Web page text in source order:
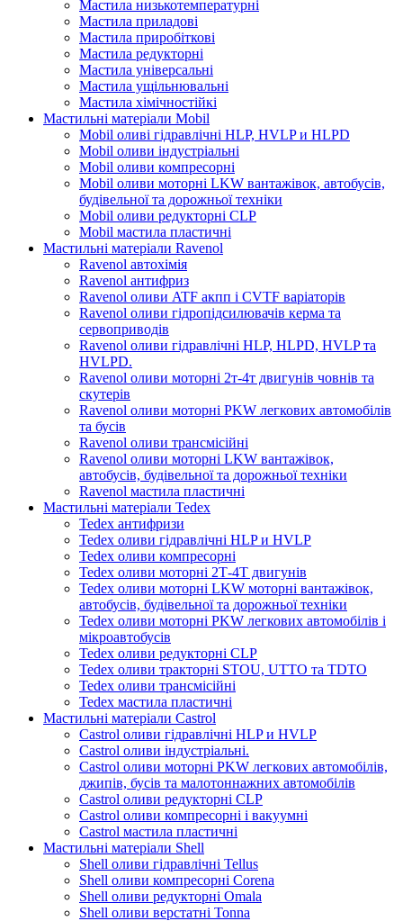
Мастила низькотемпературні
Мастила приладові
Мастила приробіткові
Мастила редукторні
Мастила універсальні
Мастила ущільнювальні
Мастила хімічностійкі
Мастильні матеріали Mobil
Mobil оливі гідравлічні HLP, HVLP и HLPD
Mobil оливи індустріальні
Mobil оливи компресорні
Mobil оливи моторні LKW вантажівок, автобусів,
будівельної та дорожньої техніки
Mobil оливи редукторні CLP
Mobil мастила пластичні
Мастильні матеріали Ravenol
Ravenol автохімія
Ravenol антифриз
Ravenol оливи ATF акпп і CVTF варіаторів
Ravenol оливи гідропідсилювачів керма та
сервоприводів
Ravenol оливи гідравлічні HLP, HLPD, HVLP та
HVLPD.
Ravenol оливи моторні 2т-4т двигунів човнів та
скутерів
Ravenol оливи моторні PKW легкових автомобілів
та бусів
Ravenol оливи трансмісійні
Ravenol оливи моторні LKW вантажівок,
автобусів, будівельної та дорожньої техніки
Ravenol мастила пластичні
Мастильні матеріали Tedex
Tedex антифризи
Tedex оливи гідравлічні HLP и HVLP
Tedex оливи компресорні
Tedex оливи моторні 2Т-4Т двигунів
Tedex оливи моторні LKW моторні вантажівок,
автобусів, будівельної та дорожньої техніки
Tedex оливи моторні PKW легкових автомобілів і
мікроавтобусів
Tedex оливи редукторні CLP
Tedex оливи тракторні STOU, UTTO та TDTO
Tedex оливи трансмісійні
Tedex мастила пластичні
Мастильні матеріали Castrol
Castrol оливи гідравлічні HLP и HVLP
Castrol оливи індустріальні.
Castrol оливи моторні PKW легкових автомобілів,
джипів, бусів та малотоннажних автомобілів
Castrol оливи редукторні CLP
Castrol оливи компресорні і вакуумні
Castrol мастила пластичні
Мастильні матеріали Shell
Shell оливи гідравлічні Tellus
Shell оливи компресорні Corena
Shell оливи редукторні Omala
Shell оливи верстатні Tonna